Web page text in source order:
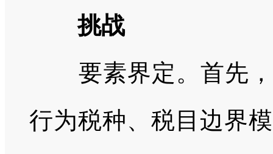
挑战
要素界定。首先，
行为税种、税目边界